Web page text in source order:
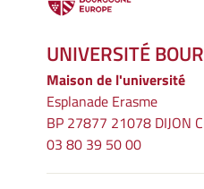
UNIVERSITÉ
Maison de l'université
Esplanade Erasme
BP 27877 21078 DIJON
03 80 39 50 00